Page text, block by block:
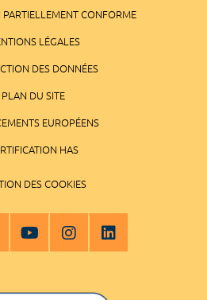
PARTIELLEMENT CONFORME
LÉGALES
DES DONNÉES
PLAN DU SITE
EUROPÉENS
HAS
DES COOKIES